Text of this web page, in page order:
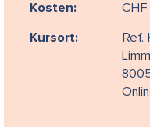
Kosten:
Kursort:
Ref.